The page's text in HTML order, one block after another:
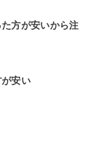
方が安いから注
安い